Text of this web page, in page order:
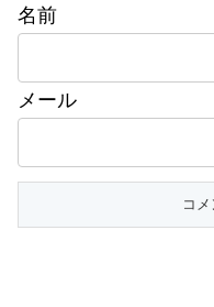
名前
メール